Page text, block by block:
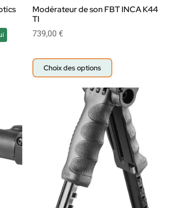
Modérateur de son FBT INCA K44
TI
739,00 €
Choix des options